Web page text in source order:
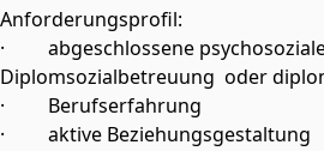
Anforderungsprofil:
· abgeschlossene psychosoziale
Diplomsozialbetreuung oder
· Berufserfahrung
· aktive Beziehungsgestaltung